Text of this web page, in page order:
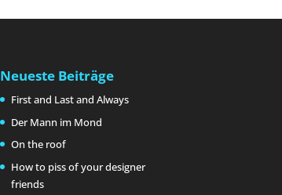
Neueste Beiträge
First and Last and Always
Der Mann im Mond
On the roof
How to piss of your designer
friends